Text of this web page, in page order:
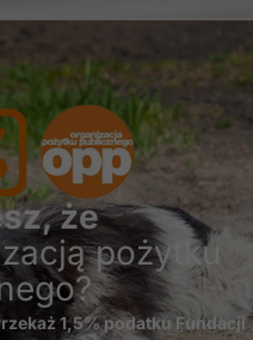
że
pożytku
1,5% podatku Fundacji